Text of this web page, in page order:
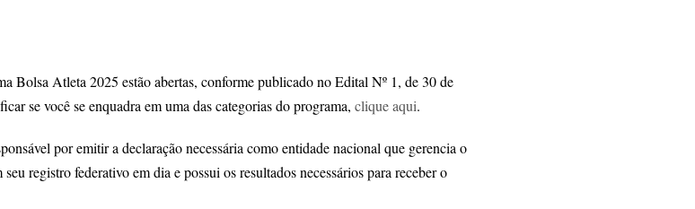
Bolsa Atleta 2025 estão abertas, conforme publicado no Edital Nº 1, de 30 de
se você se enquadra em uma das categorias do programa, clique aqui.
por emitir a declaração necessária como entidade nacional que gerencia o
registro federativo em dia e possui os resultados necessários para receber o